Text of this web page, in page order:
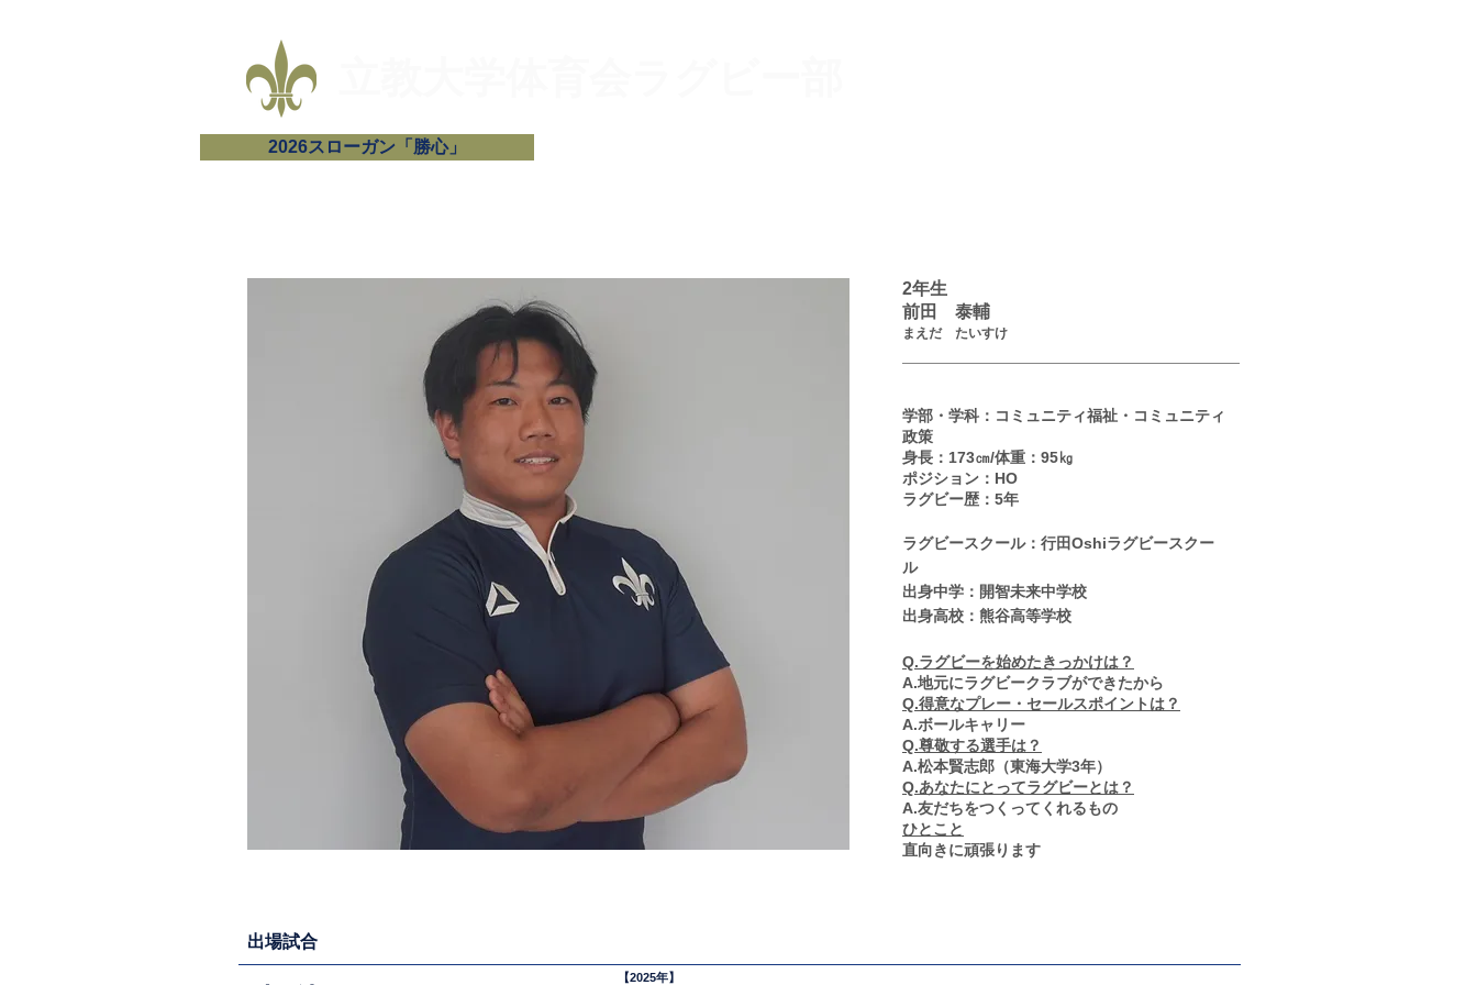
2026スローガン「勝心」
2年生
​前田 泰輔
​まえだ たいすけ
学部・学科：コミュニティ福祉・コミュニティ
政策
身長：173㎝/体重：95㎏
​ポジション：HO
ラグビー歴：5年
ラグビースクール：行田Oshiラグビースクー
ル
出身中学：開智未来中学校
出身高校：熊谷高等学校
Q.ラグビーを始めたきっかけは？
A.地元にラグビークラブができたから
Q.得意なプレー・セールスポイントは？
A.ボールキャリー
Q.尊敬する選手は？
A.松本賢志郎（東海大学3年）
Q.あなたにとってラグビーとは？
A.友だちをつくってくれるもの
ひとこと
​直向きに頑張ります
​出場試合
​【2025年】